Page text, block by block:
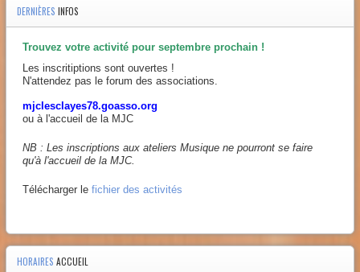
DERNIÈRES INFOS
Trouvez votre activité pour septembre prochain !
Les inscritiptions sont ouvertes !
N'attendez pas le forum des associations.
mjclesclayes78.goasso.org
ou à l'accueil de la MJC
NB : Les inscriptions aux ateliers Musique ne pourront se faire
qu'à l'accueil de la MJC.
Télécharger le fichier des activités
HORAIRES ACCUEIL